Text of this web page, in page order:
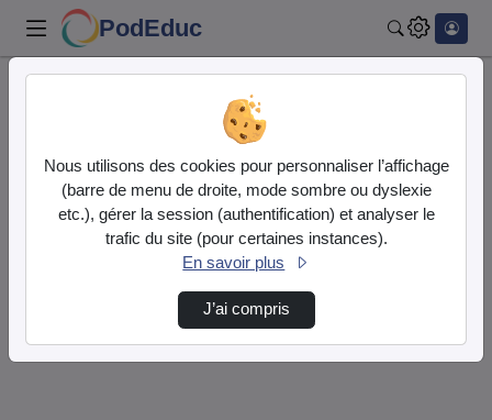
PodEduc
Résultats de la recherche
Filtres actifs (cliquer pour en retirer) :
Désolé, aucune vidéo trouvée.
Nous utilisons des cookies pour personnaliser l’affichage
(barre de menu de droite, mode sombre ou dyslexie
etc.), gérer la session (authentification) et analyser le
trafic du site (pour certaines instances).
En savoir plus
J’ai compris